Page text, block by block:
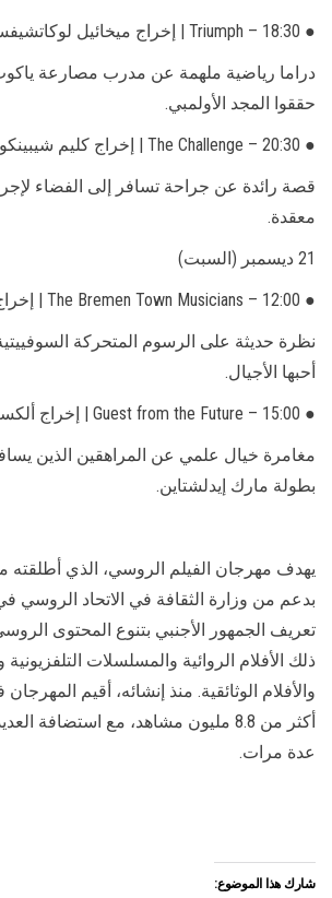
● 18:30 – Triumph | إخراج ميخائيل لوكاتشيفسكي
دراما رياضية ملهمة عن مدرب مصارعة
حققوا المجد الأولمبي.
● 20:30 – The Challenge | إخراج كليم شيبينكو
قصة رائدة عن جراحة تسافر إلى الفضاء
معقدة.
21 ديسمبر (السبت)
● 12:00 – The Bremen Town Musicians | إخراج أليكسي نوزني
نظرة حديثة على الرسوم المتحركة
أحبها الأجيال.
● 15:00 – Guest from the Future | إخراج ألكسندر أندريوشينكو
مغامرة خيال علمي عن المراهقين الذين
بطولة مارك إيدلشتاين.
تعريف الجمهور الأجنبي بتنوع المحتوى
ذلك الأفلام الروائية والمسلسلات
أكثر من 8.8 مليون مشاهد، مع استضافة
عدة مرات.
شارك هذا الموضوع: